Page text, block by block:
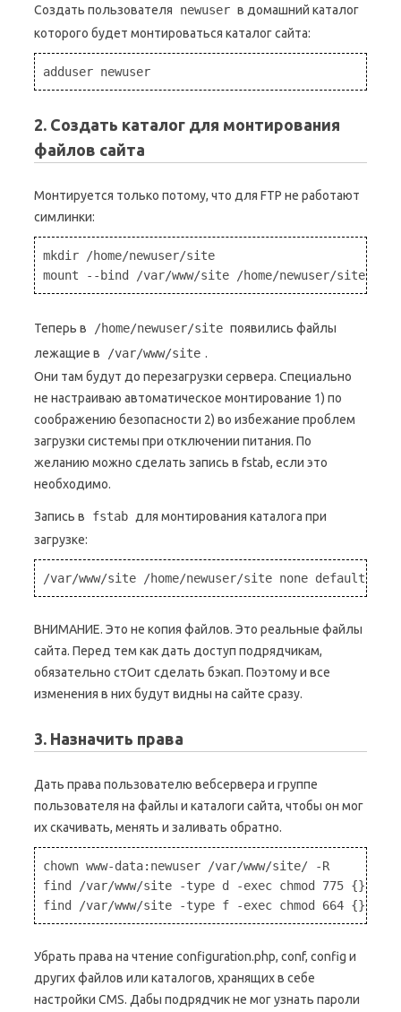
Создать пользователя newuser в домашний каталог
которого будет монтироваться каталог сайта:
adduser newuser
2. Создать каталог для монтирования
файлов сайта
Монтируется только потому, что для FTP не работают
симлинки:
mkdir /home/newuser/site
Теперь в /home/newuser/site появились файлы
лежащие в
/var/www/site .
Они там будут до перезагрузки сервера. Специально
не настраиваю автоматическое монтирование 1) по
соображению безопасности 2) во избежание проблем
загрузки системы при отключении питания. По
желанию можно сделать запись в fstab, если это
необходимо.
Запись в fstab для монтирования каталога при
загрузке:
/var/www/site /home/newuser/site none
ВНИМАНИЕ. Это не копия файлов. Это реальные файлы
сайта. Перед тем как дать доступ подрядчикам,
обязательно стОит сделать бэкап. Поэтому и все
изменения в них будут видны на сайте сразу.
3. Назначить права
Дать права пользователю вебсервера и группе
пользователя на файлы и каталоги сайта, чтобы он мог
их скачивать, менять и заливать обратно.
chown www-data:newuser /var/www/site/ -R
find /var/www/site -type d -exec chmod 775 {} \;
Убрать права на чтение configuration.php, conf, config и
других файлов или каталогов, хранящих в себе
настройки CMS. Дабы подрядчик не мог узнать пароли